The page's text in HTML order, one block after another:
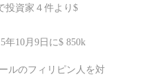
投資家４件より$
年10月9日に$ 850k
ルのフィリピン人を対